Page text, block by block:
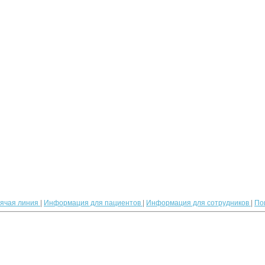
линия Информация для пациентов Информация для сотрудников